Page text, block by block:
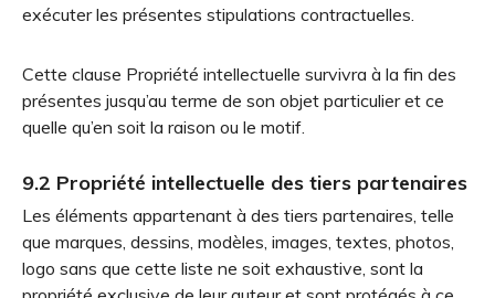
exécuter les présentes stipulations contractuelles.
Cette clause Propriété intellectuelle survivra à la fin des
présentes jusqu’au terme de son objet particulier et ce
quelle qu’en soit la raison ou le motif.
9.2 Propriété intellectuelle des tiers partenaires
Les éléments appartenant à des tiers partenaires, telle
que marques, dessins, modèles, images, textes, photos,
logo sans que cette liste ne soit exhaustive, sont la